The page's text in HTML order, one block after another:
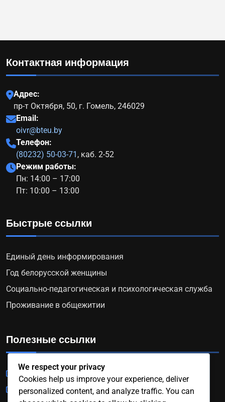
Контактная информация
Адрес:
пр-т Октября, 50, г. Гомель, 246029
Email:
oivr@bteu.by
Телефон:
(80232) 50-03-71 , каб. 2-52
Режим работы:
Пн: 14:00 – 17:00
Пт: 10:00 – 13:00
Быстрые ссылки
Единый день информирования
Год белорусской женщины
Социально-педагогическая и психологическая служба
Проживание в общежитии
Полезные ссылки
Федерация профсоюзов Беларуси
Белпрофсоюзкурорт
We respect your privacy
Cookies help us improve your experience, deliver
personalized content, and analyze traffic. You can